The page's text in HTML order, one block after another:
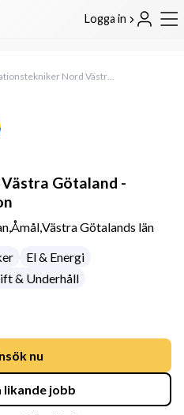
Logga in
Stationstekniker Nord Västra Götaland - Vattenfall Eldistribution
Götaland -
Åmål,Västra Götalands län
El & Energi
& Underhåll
nu
likande jobb